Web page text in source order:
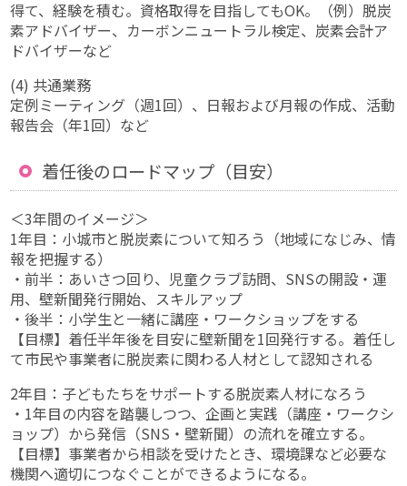
得て、経験を積む。資格取得を目指してもOK。（例）脱炭
素アドバイザー、カーボンニュートラル検定、炭素会計ア
ドバイザーなど
(4) 共通業務
定例ミーティング（週1回）、日報および月報の作成、活動
報告会（年1回）など
着任後のロードマップ（目安）
＜3年間のイメージ＞
1年目：小城市と脱炭素について知ろう（地域になじみ、情
報を把握する）
・前半：あいさつ回り、児童クラブ訪問、SNSの開設・運
用、壁新聞発行開始、スキルアップ
・後半：小学生と一緒に講座・ワークショップをする
【目標】着任半年後を目安に壁新聞を1回発行する。着任し
て市民や事業者に脱炭素に関わる人材として認知される
2年目：子どもたちをサポートする脱炭素人材になろう
・1年目の内容を踏襲しつつ、企画と実践（講座・ワークシ
ョップ）から発信（SNS・壁新聞）の流れを確立する。
【目標】事業者から相談を受けたとき、環境課など必要な
機関へ適切につなぐことができるようになる。